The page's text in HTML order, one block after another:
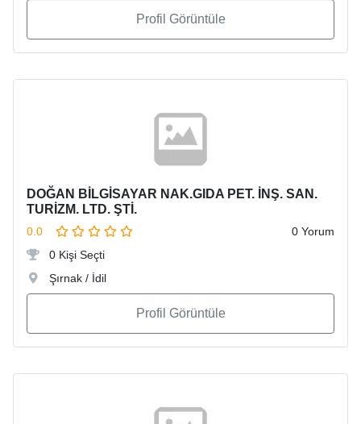
Profil Görüntüle
DOĞAN BİLGİSAYAR NAK.GIDA PET. İNŞ. SAN.
TURİZM. LTD. ŞTİ.
0.0
0 Yorum
0 Kişi Seçti
Şırnak / İdil
Profil Görüntüle